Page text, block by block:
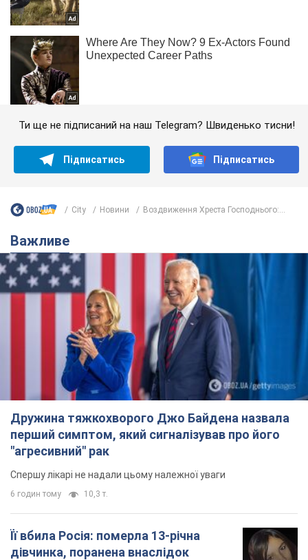
Ти ще не підписаний на наш Telegram? Швиденько тисни!
Підписатись Підписатись
City Новини Воздвиження Хреста Господнього:...
Важливе
Дружина тяжкохворого Джо Байдена назвала
перший симптом, який сигналізував про його
"агресивний" рак
Спершу лікарі не надали цьому належної уваги
6 годин тому 10,3 т.
Її вбила Росія: померла 13-річна
дівчинка, поранена внаслідок